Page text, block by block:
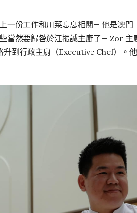
一份工作和川菜息息相關— 他是澳
當然要歸咎於江振誠主廚了— Zor
到行政主廚（Executive Chef）。